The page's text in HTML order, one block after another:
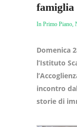
famiglia
In Primo Piano
Domenica
l’Istituto
incontro
storie di